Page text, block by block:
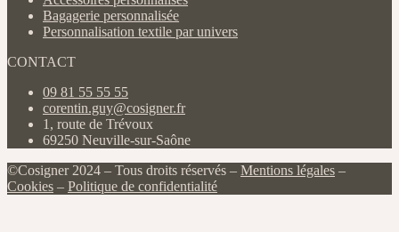
Bagagerie personnalisée
Personnalisation textile par univers
CONTACT
09 81 55 55 55
corentin.guy@cosigner.fr
1, route de Trévoux
69250 Neuville-sur-Saône
©Cosigner 2024 – Tous droits réservés – Mentions légales –
Cookies – Politique de confidentialité